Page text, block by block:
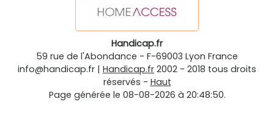
Handicap.fr
59 rue de l'Abondance - F-69003 Lyon France
info@handicap.fr | Handicap.fr 2002 - 2018 tous droits
réservés - Haut
Page générée le 08-08-2026 à 20:48:50.